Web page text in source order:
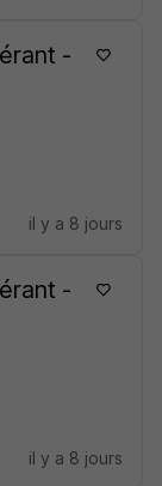
-
il y a 8 jours
-
il y a 8 jours